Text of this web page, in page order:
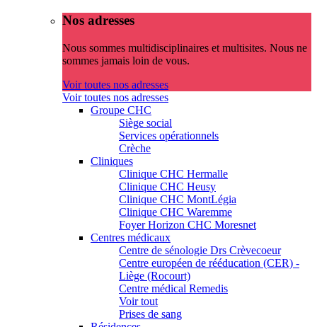
Nos adresses
Nous sommes multidisciplinaires et multisites. Nous ne
sommes jamais loin de vous.
Voir toutes nos adresses
Voir toutes nos adresses
Groupe CHC
Siège social
Services opérationnels
Crèche
Cliniques
Clinique CHC Hermalle
Clinique CHC Heusy
Clinique CHC MontLégia
Clinique CHC Waremme
Foyer Horizon CHC Moresnet
Centres médicaux
Centre de sénologie Drs Crèvecoeur
Centre européen de rééducation (CER) -
Liège (Rocourt)
Centre médical Remedis
Voir tout
Prises de sang